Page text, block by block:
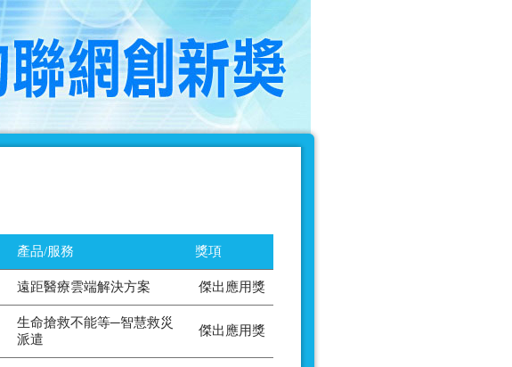
產品/服務 獎項
遠距醫療雲端解決方案 傑出應用獎
生命搶救不能等─智慧救災
派遣
傑出應用獎